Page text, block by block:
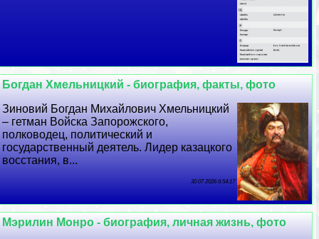
Богдан Хмельницкий - биография, факты, фото
Зиновий Богдан Михайлович Хмельницкий
– гетман Войска Запорожского,
полководец, политический и
государственный деятель. Лидер казацкого
восстания, в...
30 07 2026 6:54:17
Мэрилин Монро - биография, личная жизнь, фото